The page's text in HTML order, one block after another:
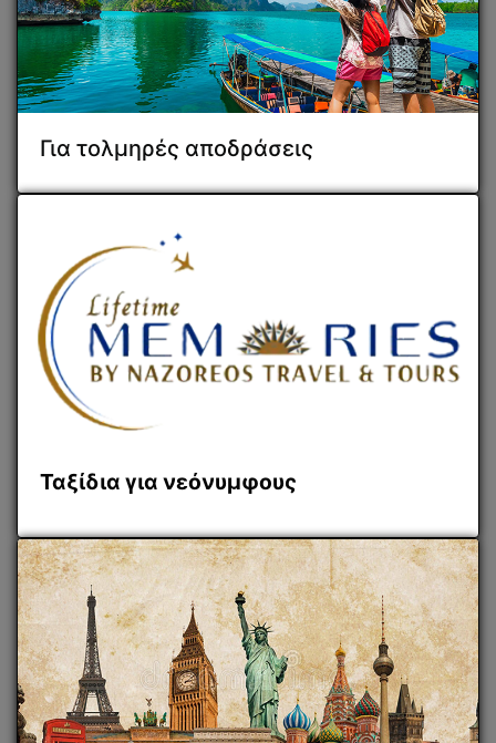
Για τολμηρές αποδράσεις
Ταξίδια για νεόνυμφους